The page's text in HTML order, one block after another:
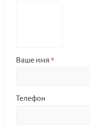
Ваше имя *
Телефон